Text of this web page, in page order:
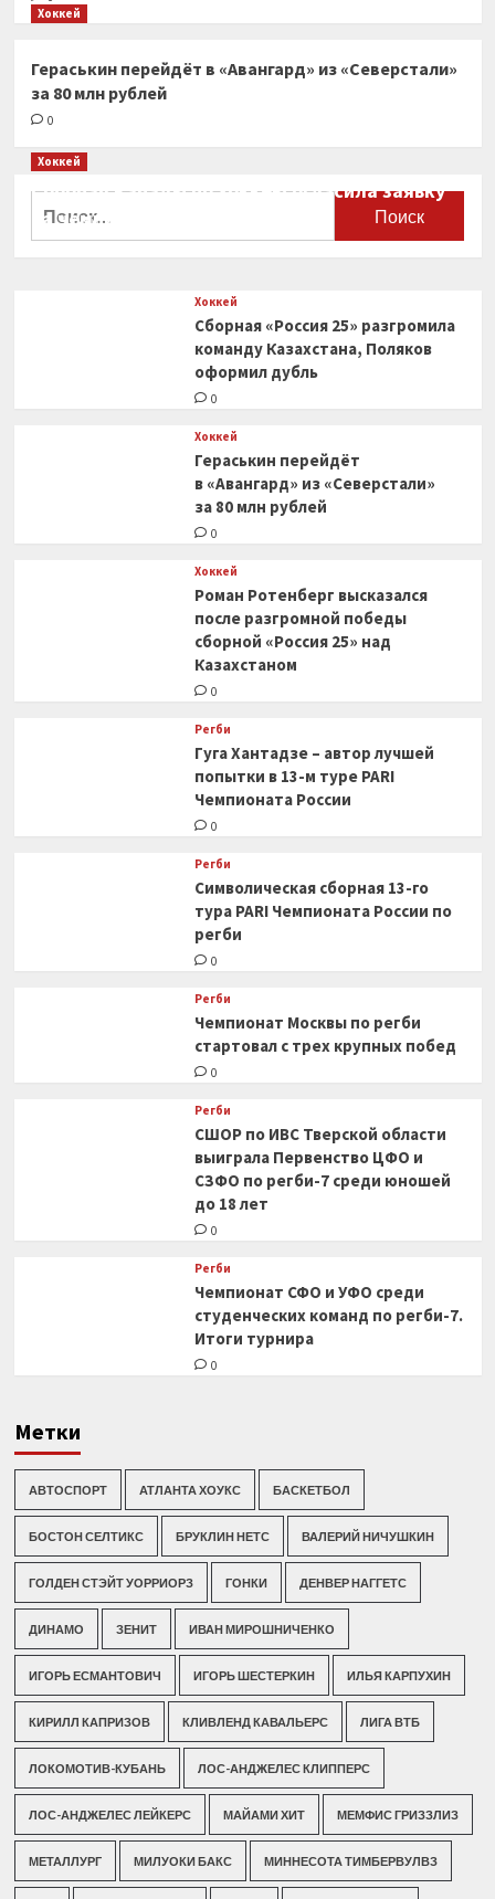
Хоккей
Гераськин перейдёт в «Авангард» из «Северстали»
за 80 млн рублей
0
Хоккей
Сборная Канады по хоккею огласила заявку
на чемпионат мира
Хоккей
Сборная «Россия 25» разгромила
команду Казахстана, Поляков
оформил дубль
0
Хоккей
Гераськин перейдёт
в «Авангард» из «Северстали»
за 80 млн рублей
0
Хоккей
Роман Ротенберг высказался
после разгромной победы
сборной «Россия 25» над
Казахстаном
0
Регби
Гуга Хантадзе – автор лучшей
попытки в 13-м туре PARI
Чемпионата России
0
Регби
Символическая сборная 13-го
тура PARI Чемпионата России по
регби
0
Регби
Чемпионат Москвы по регби
стартовал с трех крупных побед
0
Регби
СШОР по ИВС Тверской области
выиграла Первенство ЦФО и
СЗФО по регби-7 среди юношей
до 18 лет
0
Регби
Чемпионат СФО и УФО среди
студенческих команд по регби-7.
Итоги турнира
0
Метки
АВТОСПОРТ АТЛАНТА ХОУКС БАСКЕТБОЛ
БОСТОН СЕЛТИКС БРУКЛИН НЕТС ВАЛЕРИЙ НИЧУШКИН
ГОЛДЕН СТЭЙТ УОРРИОРЗ ГОНКИ ДЕНВЕР НАГГЕТС
ДИНАМО ЗЕНИТ ИВАН МИРОШНИЧЕНКО
ИГОРЬ ЕСМАНТОВИЧ ИГОРЬ ШЕСТЕРКИН ИЛЬЯ КАРПУХИН
КИРИЛЛ КАПРИЗОВ КЛИВЛЕНД КАВАЛЬЕРС ЛИГА ВТБ
ЛОКОМОТИВ-КУБАНЬ ЛОС-АНДЖЕЛЕС КЛИППЕРС
ЛОС-АНДЖЕЛЕС ЛЕЙКЕРС МАЙАМИ ХИТ МЕМФИС ГРИЗЗЛИЗ
МЕТАЛЛУРГ МИЛУОКИ БАКС МИННЕСОТА ТИМБЕРВУЛВЗ